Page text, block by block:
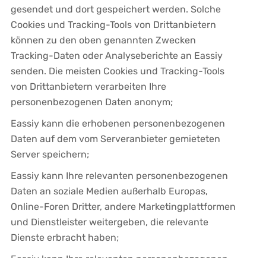
gesendet und dort gespeichert werden. Solche
Cookies und Tracking-Tools von Drittanbietern
können zu den oben genannten Zwecken
Tracking-Daten oder Analyseberichte an Eassiy
senden. Die meisten Cookies und Tracking-Tools
von Drittanbietern verarbeiten Ihre
personenbezogenen Daten anonym;
Eassiy kann die erhobenen personenbezogenen
Daten auf dem vom Serveranbieter gemieteten
Server speichern;
Eassiy kann Ihre relevanten personenbezogenen
Daten an soziale Medien außerhalb Europas,
Online-Foren Dritter, andere Marketingplattformen
und Dienstleister weitergeben, die relevante
Dienste erbracht haben;